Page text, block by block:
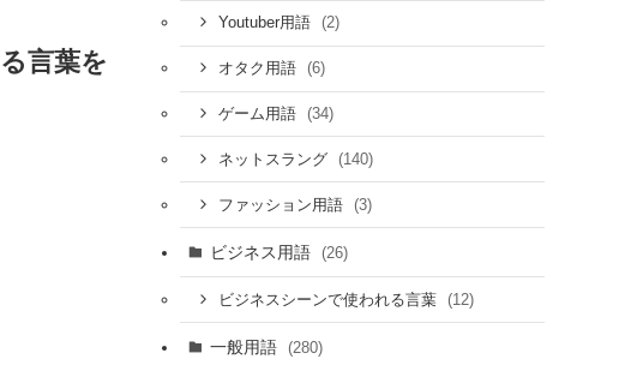
言葉を
Youtuber用語 (2)
オタク用語 (6)
ゲーム用語 (34)
ネットスラング (140)
ファッション用語 (3)
ビジネス用語 (26)
ビジネスシーンで使われる言葉 (12)
一般用語 (280)